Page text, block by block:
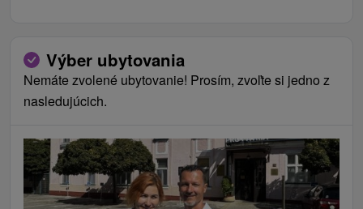
Výber ubytovania
Nemáte zvolené ubytovanie! Prosím, zvoľte si jedno z
nasledujúcich.